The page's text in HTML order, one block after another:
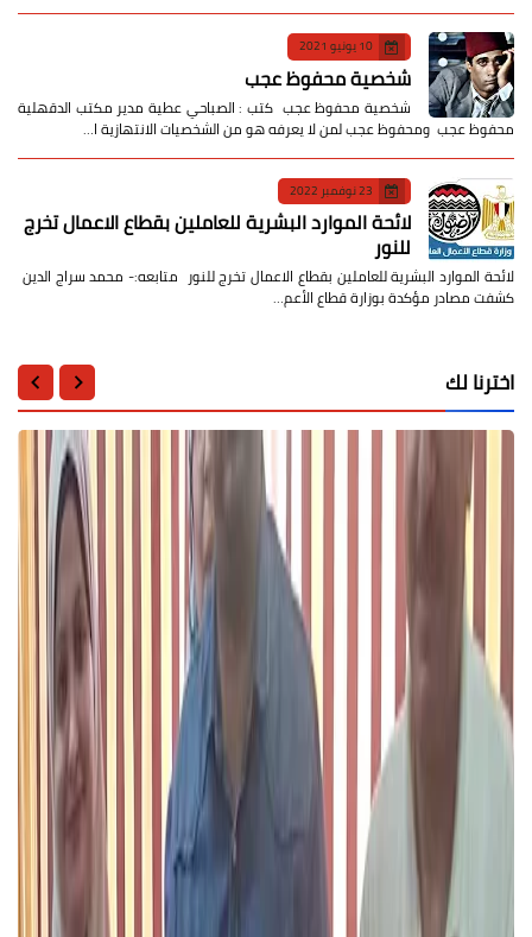
10 يونيو 2021
شخصية محفوظ عجب
شخصية محفوظ عجب كتب : الصباحي عطية مدير مكتب الدقهلية
محفوظ عجب ومحفوظ عجب لمن لا يعرفه هو من الشخصيات الانتهازية ا…
23 نوفمبر 2022
لائحة الموارد البشرية للعاملين بقطاع الاعمال تخرج
للنور
لائحة الموارد البشرية للعاملين بقطاع الاعمال تخرج للنور متابعه:- محمد سراج الدين
كشفت مصادر مؤكدة بوزارة قطاع الأعم…
اخترنا لك